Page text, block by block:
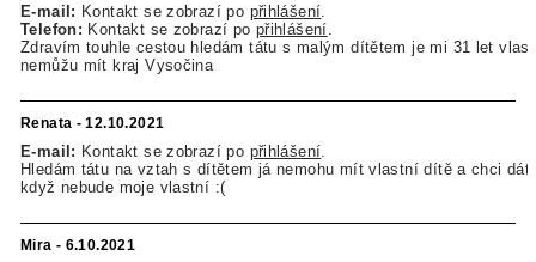
E-mail: Kontakt se zobrazí po přihlášení
Telefon: Kontakt se zobrazí po přihlášení
Zdravím touhle cestou hledám tátu s malým dítětem je mi 31 let
nemůžu mít kraj Vysočina
Renata - 12.10.2021
E-mail: Kontakt se zobrazí po přihlášení
Hledám tátu na vztah s dítětem já nemohu mít vlastní dítě a chci
když nebude moje vlastní :(
Mira - 6.10.2021